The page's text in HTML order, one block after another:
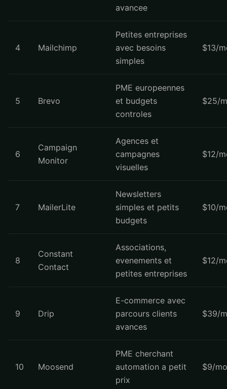
avancee
4 Mailchimp
Petites entreprises
avec besoins
simples
$13/
5 Brevo
PME europeennes
et budgets
controles
$25/
6
Campaign
Monitor
Agences et
campagnes
visuelles
$12/
7 MailerLite
Newsletters
simples et petits
budgets
$10/
8
Constant
Contact
Associations,
evenements et
petites entreprises
$12/
9 Drip
E-commerce avec
parcours clients
avances
$39/
10 Moosend
PME cherchant
automation a petit
prix
$9/